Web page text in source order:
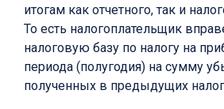
итогам как отчетного, так и
То есть налогоплательщик
налоговую базу по налогу на
периода (полугодия) на сумму
полученных в предыдущих